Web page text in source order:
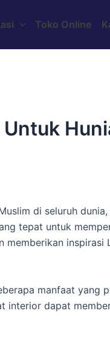
Toko Online
di seluruh
tepat untuk
inspirasi
manfaat yang
dapat